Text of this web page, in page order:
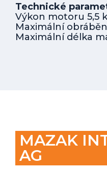
Technické
Výkon motoru 5,5
Maximální
Maximální délka
MAZAK
AG